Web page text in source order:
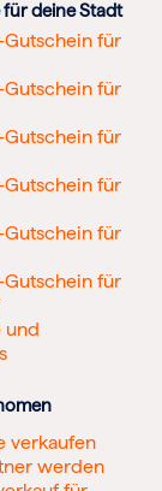
deine Stadt
Gutschein für
Gutschein für
Gutschein für
Gutschein für
Gutschein für
Gutschein für
und
verkaufen
werden